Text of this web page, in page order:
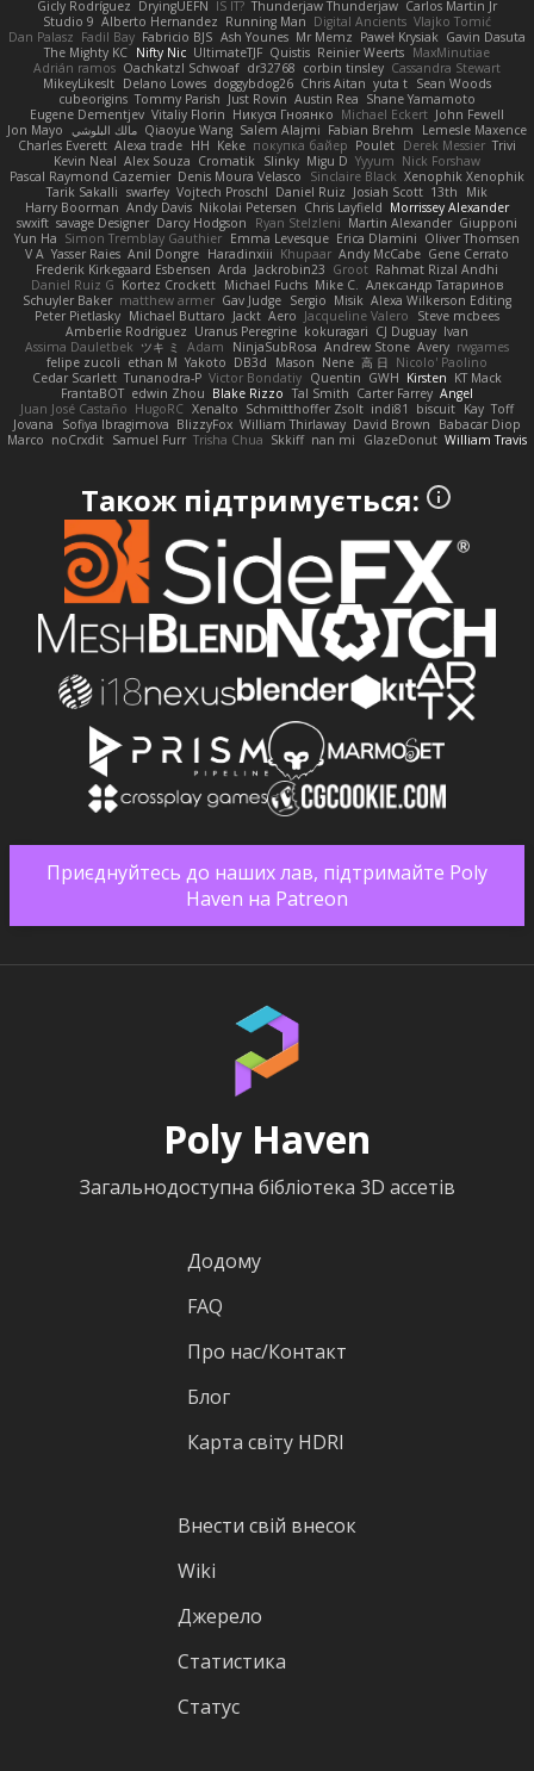
Gicly Rodríguez DryingUEFN IS IT? Thunderjaw Thunderjaw Carlos Martin Jr
Studio 9 Alberto Hernandez Running Man Digital Ancients Vlajko Tomić
Dan Palasz Fadil Bay Fabricio BJS Ash Younes Mr Memz Paweł Krysiak Gavin Dasuta
The Mighty KC Nifty Nic UltimateTJF Quistis Reinier Weerts MaxMinutiae
Adrián ramos Oachkatzl Schwoaf dr32768 corbin tinsley Cassandra Stewart
MikeyLikesIt Delano Lowes doggybdog26 Chris Aitan yuta t Sean Woods
cubeorigins Tommy Parish Just Rovin Austin Rea Shane Yamamoto
Eugene Dementjev Vitaliy Florin Никуся Гноянко Michael Eckert John Fewell
Jon Mayo مالك البلوشي Qiaoyue Wang Salem Alajmi Fabian Brehm
Lemesle Maxence
Charles Everett Alexa trade HH Keke покупка байер Poulet Derek Messier Trivi
Kevin Neal Alex Souza Cromatik Slinky Migu D Yyyum Nick Forshaw
Pascal Raymond Cazemier Denis Moura Velasco Sinclaire Black Xenophik Xenophik
Tarik Sakalli swarfey Vojtech Proschl Daniel Ruiz Josiah Scott 13th
Mik
Harry Boorman Andy Davis Nikolai Petersen Chris Layfield Morrissey Alexander
swxift savage Designer Darcy Hodgson Ryan Stelzleni Martin Alexander Giupponi
Yun Ha Simon Tremblay Gauthier Emma Levesque Erica Dlamini Oliver Thomsen
V A Yasser Raies Anil Dongre Haradinxiii Khupaar Andy McCabe Gene Cerrato
Frederik Kirkegaard Esbensen Arda Jackrobin23 Groot Rahmat Rizal Andhi
Daniel Ruiz G Kortez Crockett Michael Fuchs Mike C. Александр Татаринов
Schuyler Baker matthew armer Gav Judge Sergio Misik Alexa Wilkerson Editing
Peter Pietlasky Michael Buttaro Jackt Aero Jacqueline Valero
Steve mcbees
Amberlie Rodriguez Uranus Peregrine kokuragari CJ Duguay Ivan
Assima Dauletbek ツキ ミ Adam NinjaSubRosa Andrew Stone Avery rwgames
felipe zucoli ethan M Yakoto DB3d Mason Nene 高 日 Nicolo' Paolino
Cedar Scarlett Tunanodra-P Victor Bondatiy Quentin GWH Kirsten KT Mack
FrantaBOT edwin Zhou Blake Rizzo Tal Smith Carter Farrey Angel
Juan José Castaño HugoRC Xenalto Schmitthoffer Zsolt indi81 biscuit Kay Toff
Jovana
Sofiya Ibragimova BlizzyFox William Thirlaway David Brown
Babacar Diop
Marco noCrxdit Samuel Furr Trisha Chua Skkiff nan mi GlazeDonut William Travis
Також підтримується:
Приєднуйтесь до наших лав, підтримайте Poly
Haven на Patreon
Poly Haven
Загальнодоступна бібліотека 3D ассетів
Додому
FAQ
Про нас/Контакт
Блог
Карта світу HDRI
Внести свій внесок
Wiki
Джерело
Статистика
Статус